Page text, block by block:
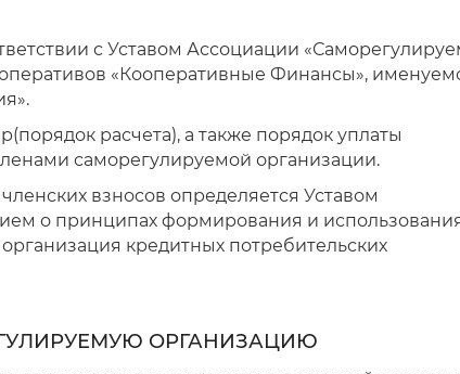
с Уставом Ассоциации
«Кооперативные Финансы»,
(порядок расчета), а также порядок уплаты
саморегулируемой организации.
взносов определяется Уставом
о принципах формирования и
кредитных потребительских
ОРГАНИЗАЦИЮ